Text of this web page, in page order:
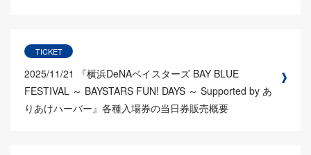
TICKET
2025/11/21
『横浜DeNAベイスターズ BAY BLUE
FESTIVAL ～ BAYSTARS FUN! DAYS ～ Supported by あ
りあけハーバー』各種入場券の当日券販売概要